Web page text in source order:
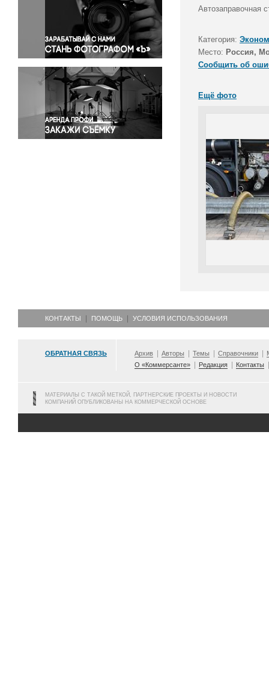
Политика
Правосудие
Происшествия и конфликты
Религия
Светская жизнь
Спорт
Экология
Экономика и бизнес
Автозаправочная
Категория:
Место: Россия,
Сообщить об
Ещё фото
КОНТАКТЫ ПОМОЩЬ УСЛОВИЯ ИСПОЛЬЗОВАНИЯ
ОБРАТНАЯ СВЯЗЬ Архив Авторы Темы Справочники
О «Коммерсанте»
Редакция Контакты
МАТЕРИАЛЫ С ТАКОЙ МЕТКОЙ, ПАРТНЕРСКИЕ ПРОЕКТЫ И НОВОСТИ
КОМПАНИЙ ОПУБЛИКОВАНЫ НА КОММЕРЧЕСКОЙ ОСНОВЕ